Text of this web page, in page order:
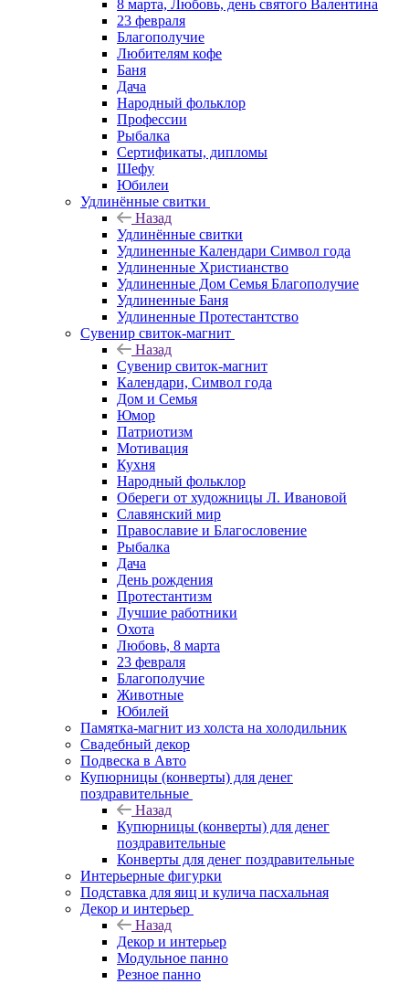
8 марта, Любовь, день святого Валентина
23 февраля
Благополучие
Любителям кофе
Баня
Дача
Народный фольклор
Профессии
Рыбалка
Сертификаты, дипломы
Шефу
Юбилеи
Удлинённые свитки
Назад
Удлинённые свитки
Удлиненные Календари Символ года
Удлиненные Христианство
Удлиненные Дом Семья Благополучие
Удлиненные Баня
Удлиненные Протестантство
Сувенир свиток-магнит
Назад
Сувенир свиток-магнит
Календари, Символ года
Дом и Семья
Юмор
Патриотизм
Мотивация
Кухня
Народный фольклор
Обереги от художницы Л. Ивановой
Славянский мир
Православие и Благословение
Рыбалка
Дача
День рождения
Протестантизм
Лучшие работники
Охота
Любовь, 8 марта
23 февраля
Благополучие
Животные
Юбилей
Памятка-магнит из холста на холодильник
Свадебный декор
Подвеска в Авто
Купюрницы (конверты) для денег
поздравительные
Назад
Купюрницы (конверты) для денег
поздравительные
Конверты для денег поздравительные
Интерьерные фигурки
Подставка для яиц и кулича пасхальная
Декор и интерьер
Назад
Декор и интерьер
Модульное панно
Резное панно